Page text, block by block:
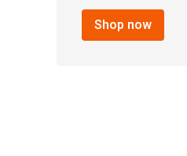
brand
Shop now